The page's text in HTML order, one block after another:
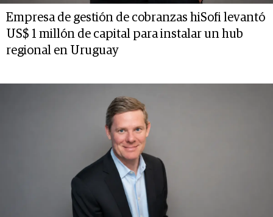
Empresa de gestión de cobranzas hiSofi levantó
US$ 1 millón de capital para instalar un hub
regional en Uruguay